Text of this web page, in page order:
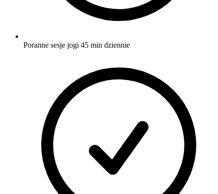
Poranne sesje jogi 45 min dziennie